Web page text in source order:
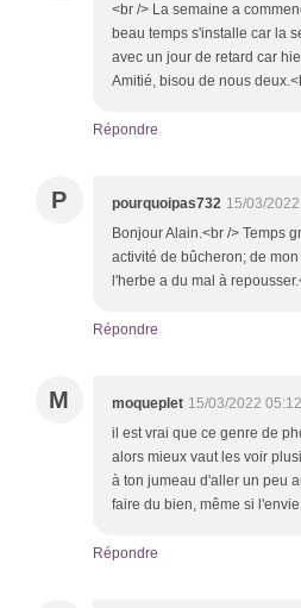
<br /> La semaine a
beau temps s'installe car la
avec un jour de retard car
Amitié, bisou de nous
Répondre
P pourquoipas732 15/03/
Bonjour Alain.<br /> Temps
activité de bûcheron; de
l'herbe a du mal à
Répondre
M moqueplet 15/03/2022 05:12
il est vrai que ce genre de
alors mieux vaut les voir
à ton jumeau d'aller un peu
faire du bien, même si
Répondre